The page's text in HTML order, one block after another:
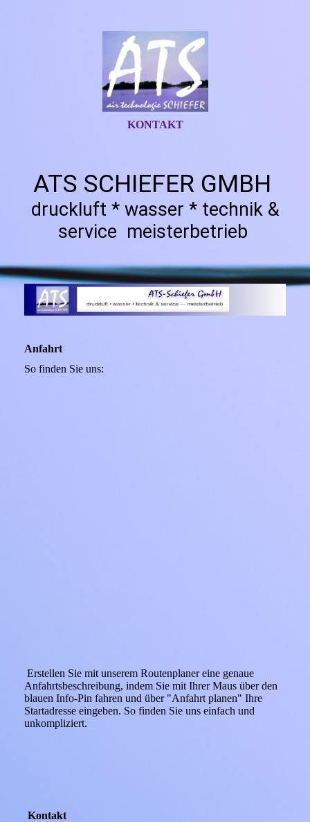
KONTAKT
ATS SCHIEFER GMBH
druckluft * wasser * technik &
service meisterbetrieb
Anfahrt
So finden Sie uns:
Erstellen Sie mit unserem Routenplaner eine genaue
Anfahrtsbeschreibung, indem Sie mit Ihrer Maus über den
blauen Info-Pin fahren und über "Anfahrt planen" Ihre
Startadresse eingeben. So finden Sie uns einfach und
unkompliziert.
Kontakt